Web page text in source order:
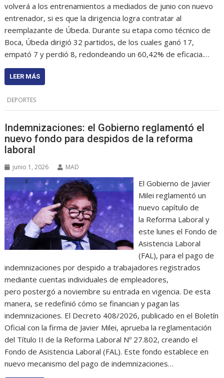
volverá a los entrenamientos a mediados de junio con nuevo
entrenador, si es que la dirigencia logra contratar al
reemplazante de Úbeda. Durante su etapa como técnico de
Boca, Úbeda dirigió 32 partidos, de los cuales ganó 17,
empató 7 y perdió 8, redondeando un 60,42% de eficacia.…
LEER MÁS
DEPORTES
Indemnizaciones: el Gobierno reglamentó el
nuevo fondo para despidos de la reforma
laboral
junio 1, 2026 MAD
El Gobierno de Javier
Milei reglamentó un
nuevo capítulo de
la Reforma Laboral y
este lunes el Fondo de
Asistencia Laboral
(FAL), para el pago de
indemnizaciones por despido a trabajadores registrados
mediante cuentas individuales de empleadores,
pero postergó a noviembre su entrada en vigencia. De esta
manera, se redefinió cómo se financian y pagan las
indemnizaciones. El Decreto 408/2026, publicado en el Boletín
Oficial con la firma de Javier Milei, aprueba la reglamentación
del Título II de la Reforma Laboral Nº 27.802, creando el
Fondo de Asistencia Laboral (FAL). Este fondo establece en
nuevo mecanismo del pago de indemnizaciones…